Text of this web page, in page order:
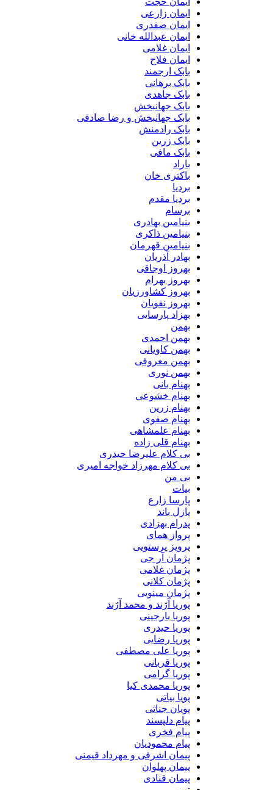
ایمان زارعی
ایمان صفدری
ایمان عبدالله خانی
ایمان غلامی
ایمان فلاح
بابک ارجمند
بابک برهانی
بابک جاهدی
بابک جهانبخش
بابک جهانبخش و رضا صادقی
بابک رادمنش
بابک زرین
بابک مافی
باراد
باکتری خان
بردیا
بردیا مقدم
برسام
بنیامین بهادری
بنیامین ذاکری
بنیامین قهرمان
بهادر آذریان
بهروز اوجاقی
بهروز بهرام
بهروز کشاورزیان
بهروز نقویان
بهزاد پارسایی
بهمن
بهمن احمدی
بهمن کاویانی
بهمن معروفی
بهمن نوری
بهنام بانی
بهنام خشوعی
بهنام زرین
بهنام صفوی
بهنام علمشاهی
بهنام قلی زاده
بی کلام علیرضا حیدری
بی کلام مهرزاد خواجه امیری
بی من
بیات
پارسا زارع
پازل باند
پدرام بهزادی
پرواز همای
پرویز پرستویی
پژمان آر جی
پژمان غلامی
پژمان کلانی
پژمان مینویی
پوریا آژند و محمد آژند
پوریا بارجینی
پوریا حیدری
پوریا رضایی
پوریا علی مصطفی
پوریا قربانی
پوریا گرامی
پوریا محمدی کیا
پویا بیاتی
پویان جناتی
پیام دلپسند
پیام فخری
پیام محمودیان
پیمان اشرفی و مهرداد قیمنی
پیمان پهلوان
پیمان قنادی